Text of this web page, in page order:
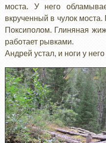
моста. У него
вкрученный в чулок
Поксиполом. Глиняная
работает рывками.
Андрей устал, и ноги у него